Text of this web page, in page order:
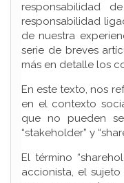
responsabilidad
responsabilidad
de nuestra
serie de breves
más en detalle los
En este texto, nos
en el contexto
que no pueden
“stakeholder” y
El término
accionista, el